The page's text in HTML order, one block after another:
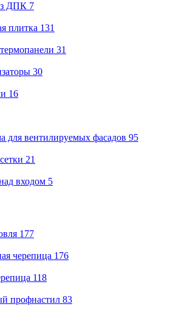
ДПК 7
плитка 131
31
30
16
для вентилируемых фасадов 95
21
входом 5
177
черепица 176
118
профнастил 83